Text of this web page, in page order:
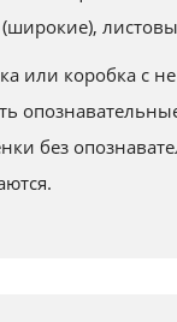
или коробка с
без